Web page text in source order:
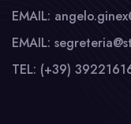
EMAIL:
EMAIL:
TEL: (+39)